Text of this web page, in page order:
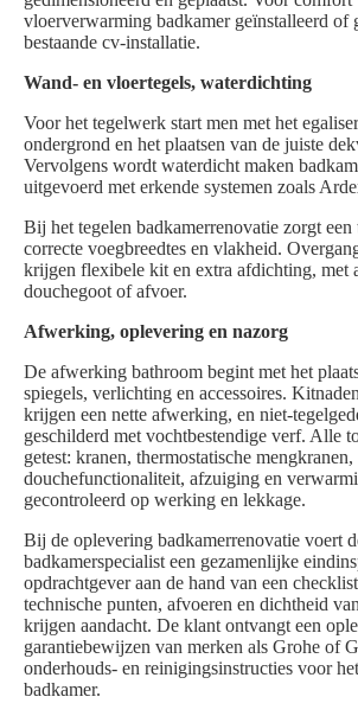
vloerverwarming badkamer geïnstalleerd of
bestaande cv-installatie.
Wand- en vloertegels, waterdichting
Voor het tegelwerk start men met het
ondergrond en het plaatsen van de juiste
Vervolgens wordt waterdicht maken
uitgevoerd met erkende systemen zoals
Bij het tegelen badkamerrenovatie zorgt een
correcte voegbreedtes en vlakheid.
krijgen flexibele kit en extra afdichting, met
douchegoot of afvoer.
Afwerking, oplevering en nazorg
De afwerking bathroom begint met het
spiegels, verlichting en accessoires.
krijgen een nette afwerking, en niet-
geschilderd met vochtbestendige verf. Alle
getest: kranen, thermostatische mengkranen,
douchefunctionaliteit, afzuiging en
gecontroleerd op werking en lekkage.
Bij de oplevering badkamerrenovatie voert
badkamerspecialist een gezamenlijke
opdrachtgever aan de hand van een
technische punten, afvoeren en dichtheid
krijgen aandacht. De klant ontvangt een
garantiebewijzen van merken als Grohe of
onderhouds- en reinigingsinstructies voor
badkamer.